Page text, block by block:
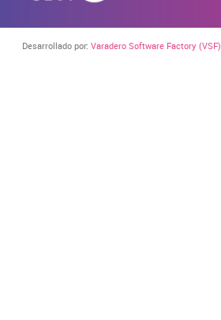
Desarrollado por: Varadero Software Factory (VSF)